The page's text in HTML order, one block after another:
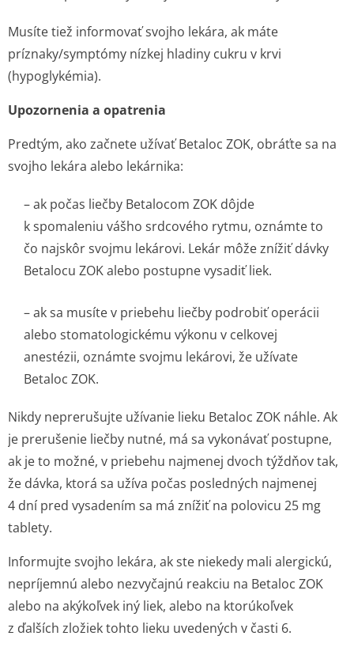
Musíte tiež informovať svojho lekára, ak máte
príznaky/symptómy nízkej hladiny cukru v krvi
(hypoglykémia).
Upozornenia a opatrenia
Predtým, ako začnete užívať Betaloc ZOK, obráťte sa na
svojho lekára alebo lekárnika:
– ak počas liečby Betalocom ZOK dôjde
k spomaleniu vášho srdcového rytmu, oznámte to
čo najskôr svojmu lekárovi. Lekár môže znížiť dávky
Betalocu ZOK alebo postupne vysadiť liek.
– ak sa musíte v priebehu liečby podrobiť operácii
alebo stomatologickému výkonu v celkovej
anestézii, oznámte svojmu lekárovi, že užívate
Betaloc ZOK.
Nikdy neprerušujte užívanie lieku Betaloc ZOK náhle. Ak
je prerušenie liečby nutné, má sa vykonávať postupne,
ak je to možné, v priebehu najmenej dvoch týždňov tak,
že dávka, ktorá sa užíva počas posledných najmenej
4 dní pred vysadením sa má znížiť na polovicu 25 mg
tablety.
Informujte svojho lekára, ak ste niekedy mali alergickú,
nepríjemnú alebo nezvyčajnú reakciu na Betaloc ZOK
alebo na akýkoľvek iný liek, alebo na ktorúkoľvek
z ďalších zložiek tohto lieku uvedených v časti 6.